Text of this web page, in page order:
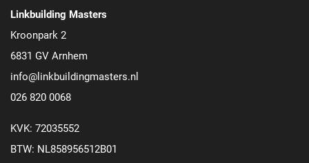
Linkbuilding Masters
Kroonpark 2
6831 GV Arnhem
info@linkbuildingmasters.nl
026 820 0068
KVK: 72035552
BTW: NL858956512B01